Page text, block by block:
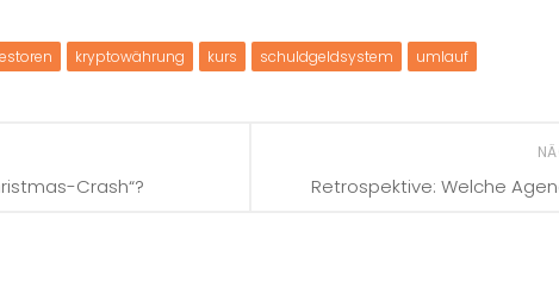
kryptowährung kurs schuldgeldsystem umlauf
Retrospektive: Welche
Crash“?